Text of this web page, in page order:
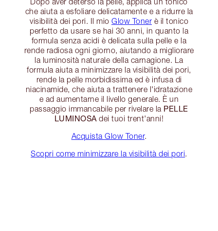
che aiuta a esfoliare delicatamente e a ridurre la
visibilità dei pori. Il mio Glow Toner è il tonico
perfetto da usare se hai 30 anni, in quanto la
formula senza acidi è delicata sulla pelle e la
rende radiosa ogni giorno, aiutando a migliorare
la luminosità naturale della carnagione. La
formula aiuta a minimizzare la visibilità dei pori,
rende la pelle morbidissima ed è infusa di
niacinamide, che aiuta a trattenere l'idratazione
e ad aumentarne il livello generale. È un
passaggio immancabile per rivelare la PELLE
LUMINOSA dei tuoi trent'anni!
Acquista Glow Toner.
Scopri come minimizzare la visibilità dei pori.